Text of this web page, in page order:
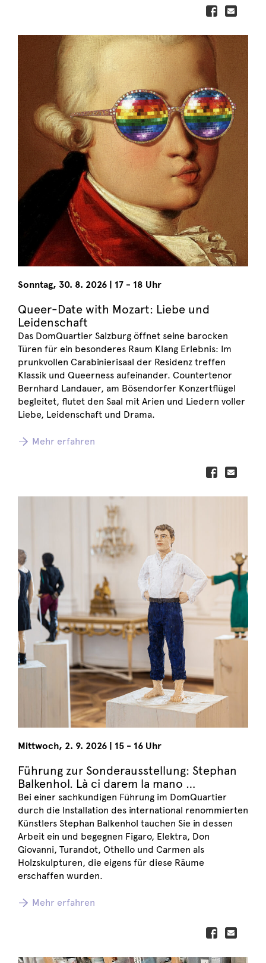
Sonntag, 30. 8. 2026 | 17 - 18 Uhr
Queer-Date with Mozart: Liebe und
Leidenschaft
Das DomQuartier Salzburg öffnet seine barocken
Türen für ein besonderes Raum Klang Erlebnis: Im
prunkvollen Carabinierisaal der Residenz treffen
Klassik und Queerness aufeinander. Countertenor
Bernhard Landauer, am Bösendorfer Konzertflügel
begleitet, flutet den Saal mit Arien und Liedern voller
Liebe, Leidenschaft und Drama.
Mehr erfahren
Mittwoch, 2. 9. 2026 | 15 - 16 Uhr
Führung zur Sonderausstellung: Stephan
Balkenhol. Là ci darem la mano …
Bei einer sachkundigen Führung im DomQuartier
durch die Installation des international renommierten
Künstlers Stephan Balkenhol tauchen Sie in dessen
Arbeit ein und begegnen Figaro, Elektra, Don
Giovanni, Turandot, Othello und Carmen als
Holzskulpturen, die eigens für diese Räume
erschaffen wurden.
Mehr erfahren